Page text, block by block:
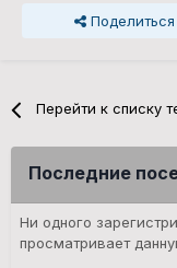
Поделиться
Перейти к списку
Последние
Ни одного
просматривает